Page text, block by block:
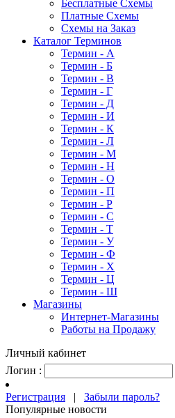
Бесплатные Схемы
Платные Схемы
Схемы на Заказ
Каталог Терминов
Термин - А
Термин - Б
Термин - В
Термин - Г
Термин - Д
Термин - И
Термин - К
Термин - Л
Термин - М
Термин - Н
Термин - О
Термин - П
Термин - Р
Термин - С
Термин - Т
Термин - У
Термин - Ф
Термин - Х
Термин - Ц
Термин - Ш
Магазины
Интернет-Магазины
Работы на Продажу
Личный кабинет
Логин :
Регистрация | Забыли пароль?
Популярные новости